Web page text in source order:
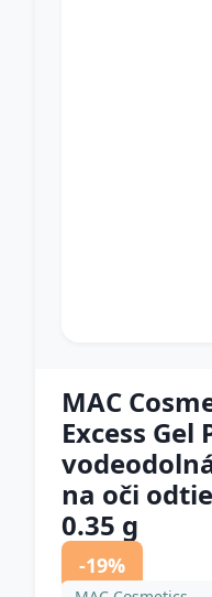
MAC
Excess Gel
na oči
0.35 g
-19%